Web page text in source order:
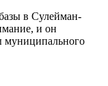
в Сулейман-
и он
муниципального